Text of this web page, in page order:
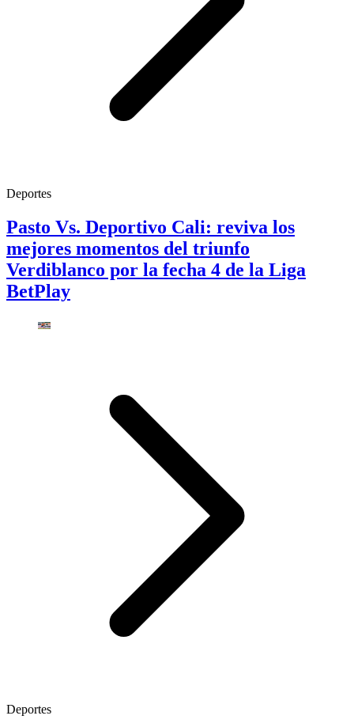
Deportes
Pasto Vs. Deportivo Cali: reviva los
mejores momentos del triunfo
Verdiblanco por la fecha 4 de la Liga
BetPlay
Deportes